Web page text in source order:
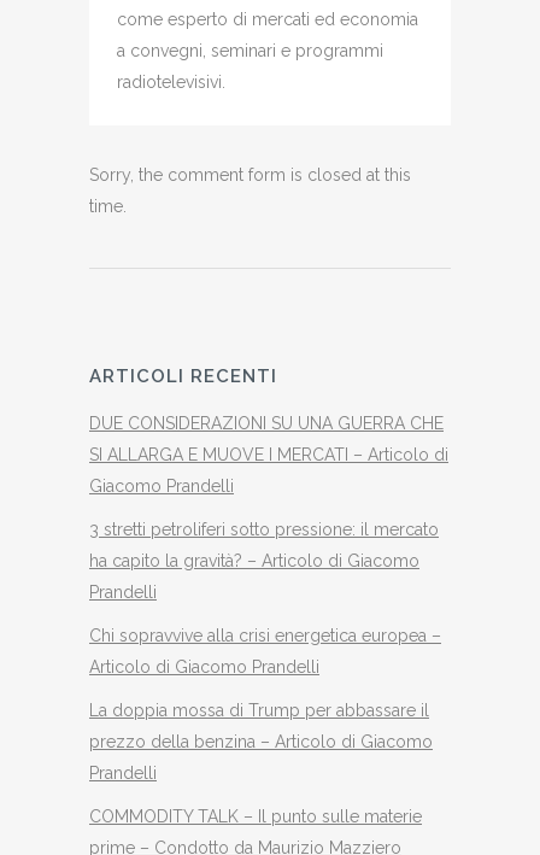
come esperto di mercati ed economia
a convegni, seminari e programmi
radiotelevisivi.
Sorry, the comment form is closed at this
time.
ARTICOLI RECENTI
DUE CONSIDERAZIONI SU UNA GUERRA CHE
SI ALLARGA E MUOVE I MERCATI – Articolo di
Giacomo Prandelli
3 stretti petroliferi sotto pressione: il mercato
ha capito la gravità? – Articolo di Giacomo
Prandelli
Chi sopravvive alla crisi energetica europea –
Articolo di Giacomo Prandelli
La doppia mossa di Trump per abbassare il
prezzo della benzina – Articolo di Giacomo
Prandelli
COMMODITY TALK – Il punto sulle materie
prime – Condotto da Maurizio Mazziero